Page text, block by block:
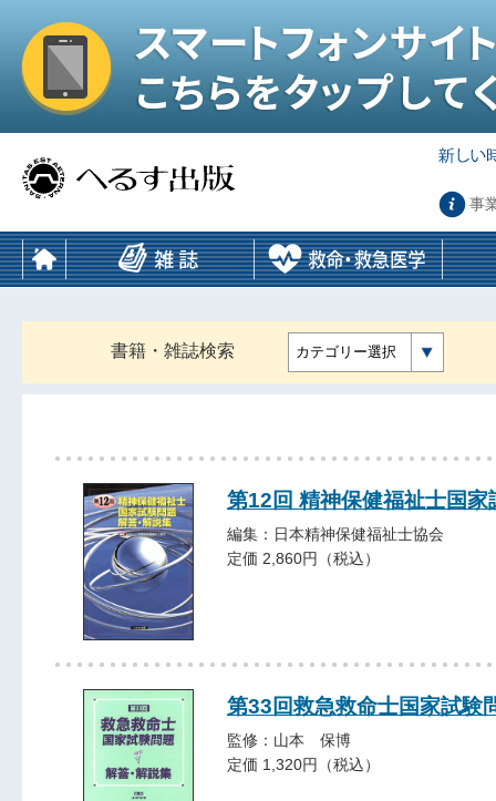
事
書籍・雑誌検索 カテゴリー選択
第12回 精神保健福祉士国
編集：日本精神保健福祉士協会
定価 2,860円（税込）
第33回救急救命士国家試験
監修：山本 保博
定価 1,320円（税込）